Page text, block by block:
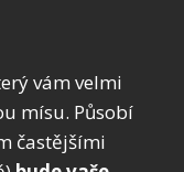
vám velmi
mísu. Působí
častějšími